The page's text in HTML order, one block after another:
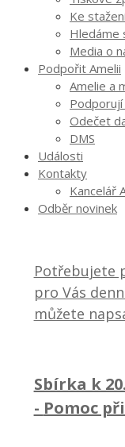
Ke
Hledáme
Media o
Podpořit Amelii
Amelie a
Podporují
Odečet
DMS
Události
Kontakty
Kancelář
Odběr novinek
Potřebujete
pro Vás
můžete
Sbírka k
- Pomoc